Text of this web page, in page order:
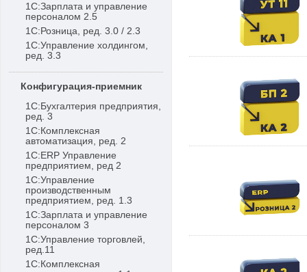
1С:Зарплата и управление
персоналом 2.5
1С:Розница, ред. 3.0 / 2.3
1С:Управление холдингом,
ред. 3.3
Конфигурация-приемник
1С:Бухгалтерия предприятия,
ред. 3
1С:Комплексная
автоматизация, ред. 2
1С:ERP Управление
предприятием, ред 2
1С:Управление
производственным
предприятием, ред. 1.3
1С:Зарплата и управление
персоналом 3
1С:Управление торговлей,
ред.11
1С:Комплексная